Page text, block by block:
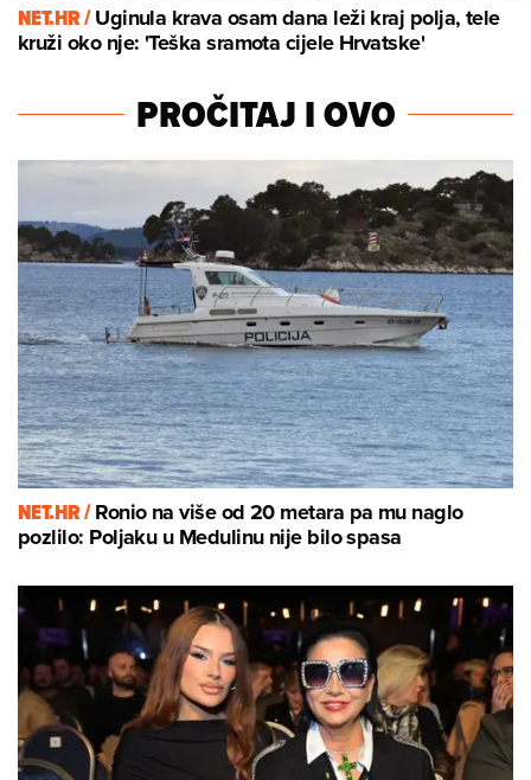
NET.HR /Uginula krava osam dana leži kraj polja, tele
kruži oko nje: 'Teška sramota cijele Hrvatske'
PROČITAJ I OVO
NET.HR /Ronio na više od 20 metara pa mu naglo
pozlilo: Poljaku u Medulinu nije bilo spasa